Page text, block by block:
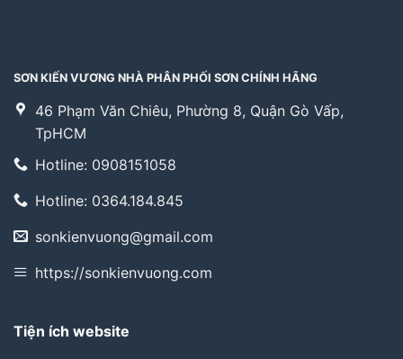
SƠN KIẾN VƯƠNG NHÀ PHÂN PHỐI SƠN CHÍNH HÃNG
46 Phạm Văn Chiêu, Phường 8, Quận Gò Vấp,
TpHCM
Hotline: 0908151058
Hotline: 0364.184.845
sonkienvuong@gmail.com
https://sonkienvuong.com
Tiện ích website